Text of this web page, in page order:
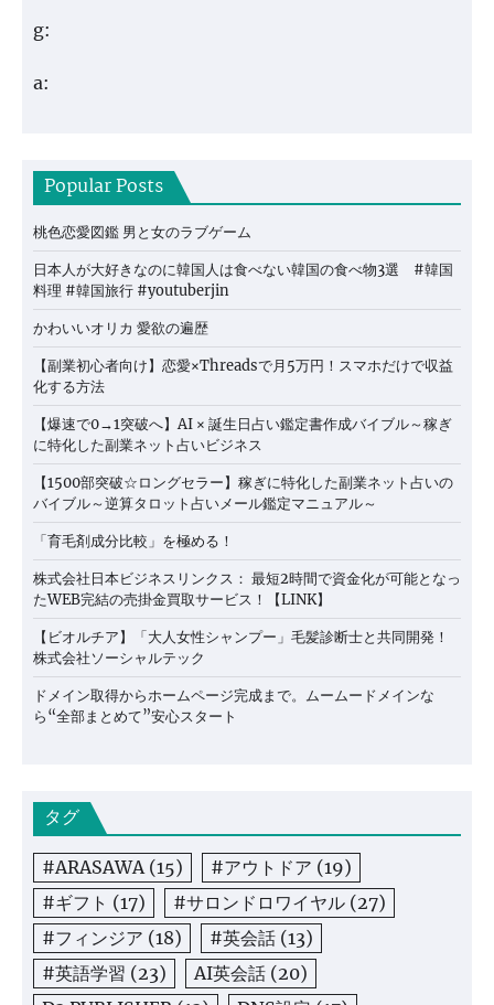
g:
a:
Popular Posts
桃色恋愛図鑑 男と女のラブゲーム
日本人が大好きなのに韓国人は食べない韓国の食べ物3選 #韓国
料理 #韓国旅行 #youtuberjin
かわいいオリカ 愛欲の遍歴
【副業初心者向け】恋愛×Threadsで月5万円！スマホだけで収益
化する方法
【爆速で0→1突破へ】AI × 誕生日占い鑑定書作成バイブル～稼ぎ
に特化した副業ネット占いビジネス
【1500部突破☆ロングセラー】稼ぎに特化した副業ネット占いの
バイブル～逆算タロット占いメール鑑定マニュアル～
「育毛剤成分比較」を極める！
株式会社日本ビジネスリンクス： 最短2時間で資金化が可能となっ
たWEB完結の売掛金買取サービス！【LINK】
【ビオルチア】「大人女性シャンプー」毛髪診断士と共同開発！
株式会社ソーシャルテック
ドメイン取得からホームページ完成まで。ムームードメインな
ら“全部まとめて”安心スタート
タグ
#ARASAWA(15) #アウトドア (19)
#ギフト (17) #サロンドロワイヤル (27)
#フィンジア (18) #英会話 (13)
#英語学習 (23) AI英会話 (20)